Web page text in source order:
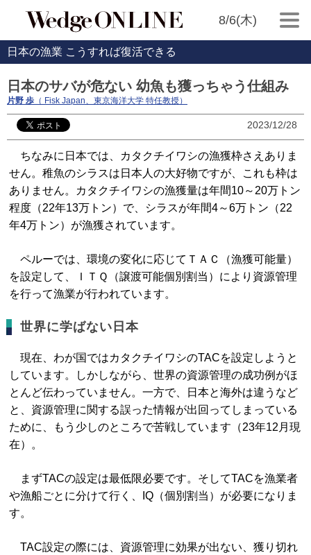
8/6(木)
日本の漁業 こうすれば復活できる
日本のサバが危ない 幼魚も獲っちゃう仕組み
片野 歩 （ Fisk Japan、東京海洋大学 特任教授）
2023/12/28
ちなみに日本では、カタクチイワシの漁獲枠さえありま
せん。稚魚のシラスは日本人の大好物ですが、これも枠は
ありません。カタクチイワシの漁獲量は年間10～20万トン
程度（22年13万トン）で、シラスが年間4～6万トン（22
年4万トン）が漁獲されています。
ペルーでは、環境の変化に応じてＴＡＣ（漁獲可能量）
を設定して、ＩＴＱ（譲渡可能個別割当）により資源管理
を行って漁業が行われています。
世界に学ばない日本
現在、わが国ではカタクチイワシのTACを設定しようと
しています。しかしながら、世界の資源管理の成功例がほ
とんど伝わっていません。一方で、日本と海外は違うなど
と、資源管理に関する誤った情報が出回ってしまっている
ために、もう少しのところで苦戦しています（23年12月現
在）。
まずTACの設定は最低限必要です。そしてTACを漁業者
や漁船ごとに分けて行く、IQ（個別割当）が必要になりま
す。
TAC設定の際には、資源管理に効果が出ない、獲り切れ